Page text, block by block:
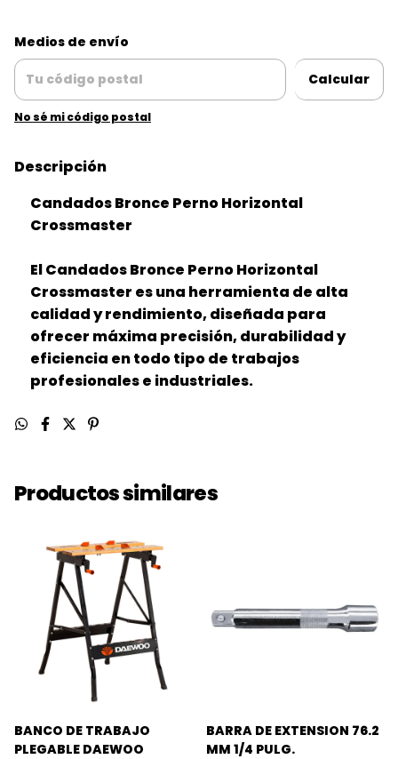
Entregas para el CP:
Medios de envío
Calcular
No sé mi código postal
Descripción
Candados Bronce Perno Horizontal
Crossmaster
El Candados Bronce Perno Horizontal
Crossmaster es una herramienta de alta
calidad y rendimiento, diseñada para
ofrecer máxima precisión, durabilidad y
eficiencia en todo tipo de trabajos
profesionales e industriales.
Productos similares
BANCO DE TRABAJO
PLEGABLE DAEWOO
BARRA DE EXTENSION 76.2
MM 1/4 PULG.